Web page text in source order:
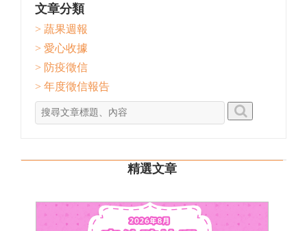
文章分類
> 蔬果週報
> 愛心收據
> 防疫徵信
> 年度徵信報告
精選文章